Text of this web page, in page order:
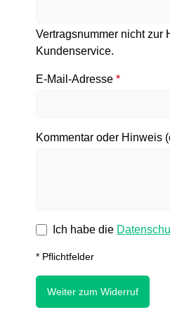
Vertragsnummer nicht zur
Kundenservice.
E-Mail-Adresse*
Kommentar oder Hinweis
Ich habe die
* Pflichtfelder
Weiter zum Widerruf